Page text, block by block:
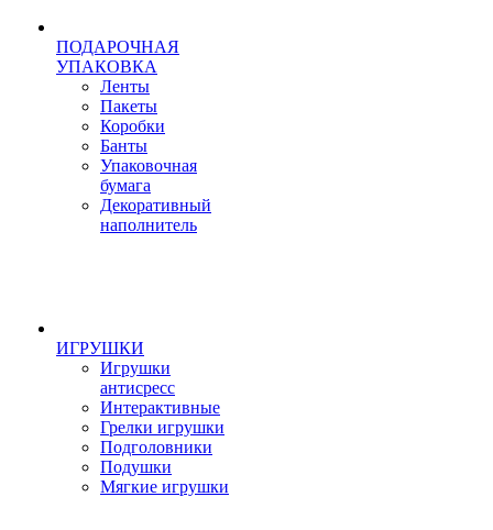
ПОДАРОЧНАЯ
УПАКОВКА
Ленты
Пакеты
Коробки
Банты
Упаковочная
бумага
Декоративный
наполнитель
ИГРУШКИ
Игрушки
антисресс
Интерактивные
Грелки игрушки
Подголовники
Подушки
Мягкие игрушки